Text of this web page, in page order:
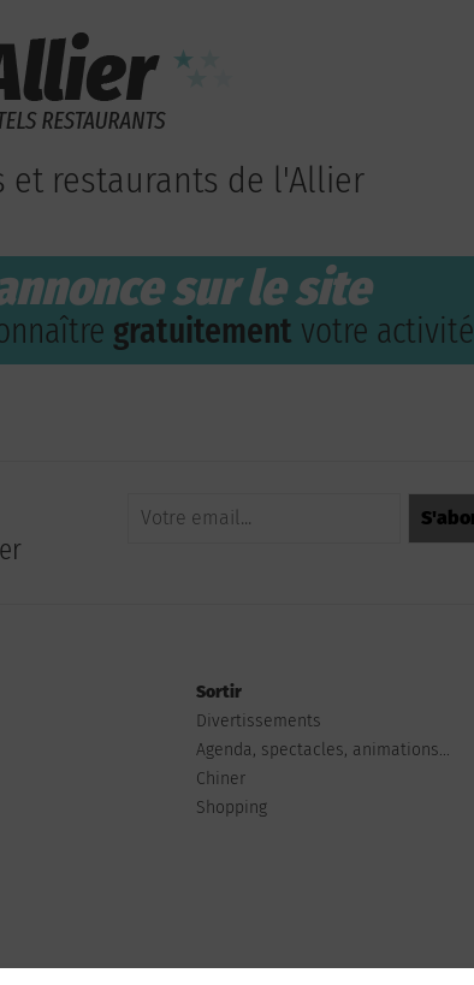
et restaurants de l'Allier
sur le site
gratuitement votre activité
Sortir
Divertissements
Agenda, spectacles, animations...
Chiner
Shopping